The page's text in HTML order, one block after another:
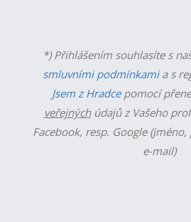
*) Přihlášením souhlasíte s
smluvními podmínkamia s
Jsem z Hradcepomocí
veřejnýchúdajů z Vašeho
Facebook, resp. Google
e-mail)